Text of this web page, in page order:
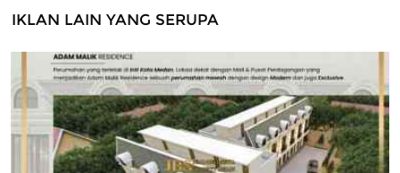
IKLAN LAIN YANG SERUPA